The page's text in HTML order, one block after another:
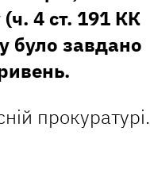
4 ст. 191 КК
було завдано
прокуратурі.